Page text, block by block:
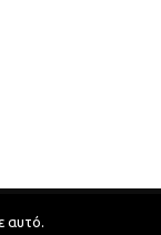
αυτό.